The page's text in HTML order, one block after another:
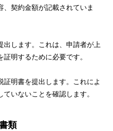
、契約金額が記載されていま
出します。これは、申請者が上
明するために必要です。
証明書を提出します。これによ
いないことを確認します。
類